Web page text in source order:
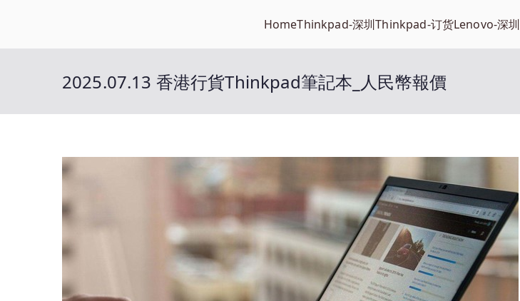
HomeThinkpad-深圳Thinkpad-订货Lenovo-深圳
2025.07.13 香港行貨Thinkpad筆記本_人民幣報價